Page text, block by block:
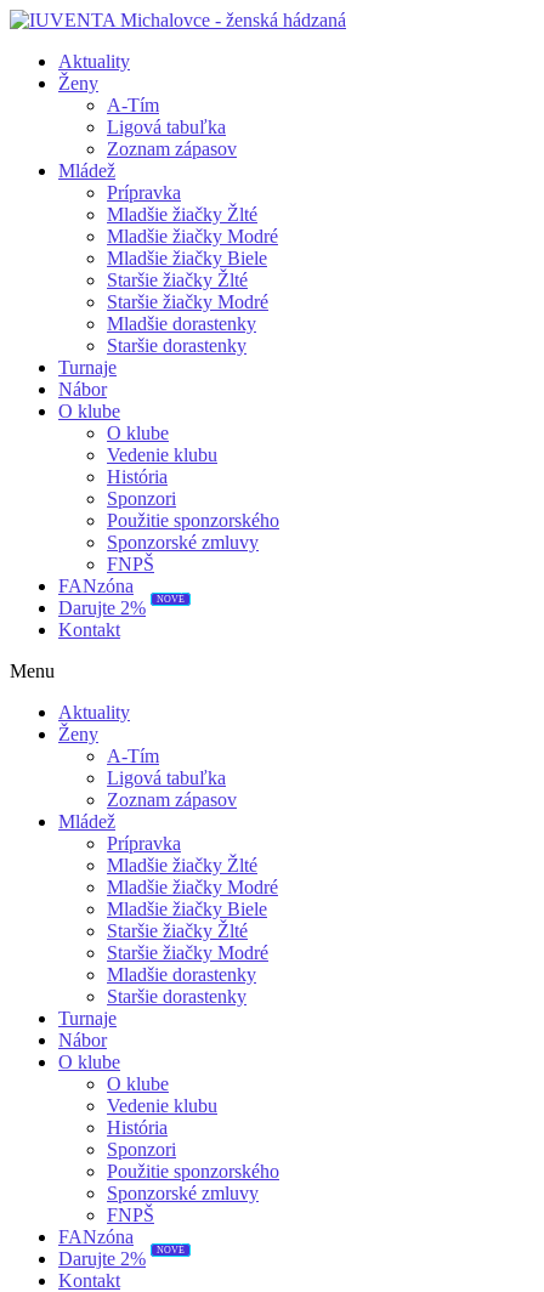
Aktuality
Ženy
A-Tím
Ligová tabuľka
Zoznam zápasov
Mládež
Prípravka
Mladšie žiačky Žlté
Mladšie žiačky Modré
Mladšie žiačky Biele
Staršie žiačky Žlté
Staršie žiačky Modré
Mladšie dorastenky
Staršie dorastenky
Turnaje
Nábor
O klube
O klube
Vedenie klubu
História
Sponzori
Použitie sponzorského
Sponzorské zmluvy
FNPŠ
FANzóna
Darujte 2%
NOVÉ
Kontakt
Menu
Aktuality
Ženy
A-Tím
Ligová tabuľka
Zoznam zápasov
Mládež
Prípravka
Mladšie žiačky Žlté
Mladšie žiačky Modré
Mladšie žiačky Biele
Staršie žiačky Žlté
Staršie žiačky Modré
Mladšie dorastenky
Staršie dorastenky
Turnaje
Nábor
O klube
O klube
Vedenie klubu
História
Sponzori
Použitie sponzorského
Sponzorské zmluvy
FNPŠ
FANzóna
Darujte 2%
NOVÉ
Kontakt